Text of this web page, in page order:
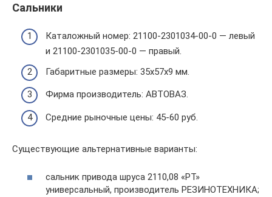
Сальники
Каталожный номер: 21100-2301034-00-0 — левый
и 21100-2301035-00-0 — правый.
Габаритные размеры: 35х57х9 мм.
Фирма производитель: АВТОВАЗ.
Средние рыночные цены: 45-60 руб.
Существующие альтернативные варианты:
сальник привода шруса 2110,08 «РТ»
универсальный, производитель РЕЗИНОТЕХНИКА;